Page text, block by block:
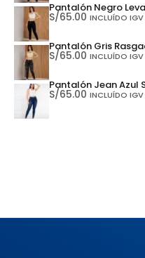
Pantalón Negro
S/65.00 INCLUÍDO IGV
Pantalón Gris
S/65.00 INCLUÍDO IGV
Pantalón Jean Azul
S/65.00 INCLUÍDO IGV